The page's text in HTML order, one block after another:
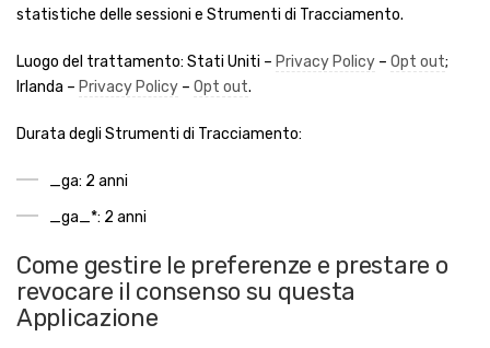
statistiche delle sessioni e Strumenti di Tracciamento.
Luogo del trattamento: Stati Uniti – Privacy Policy – Opt out;
Irlanda – Privacy Policy – Opt out.
Durata degli Strumenti di Tracciamento:
_ga: 2 anni
_ga_*: 2 anni
Come gestire le preferenze e prestare o
revocare il consenso su questa
Applicazione